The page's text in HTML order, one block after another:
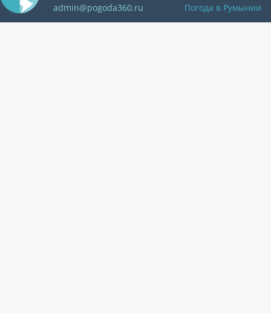
admin@pogoda360.ru
Погода в Румынии